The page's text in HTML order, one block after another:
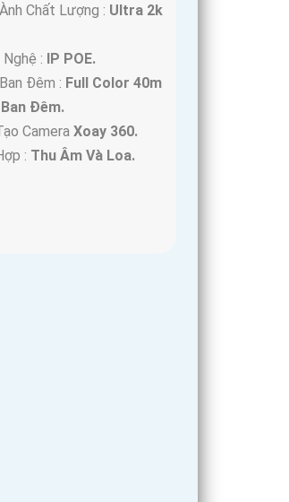
Chất Lượng : Ultra 2k
: IP POE.
Đêm : Full Color 40m
Ðêm.
CameraXoay 360.
: Thu Âm Và Loa.